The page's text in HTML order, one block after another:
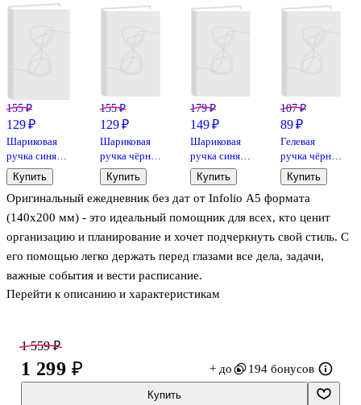
Оригинальный ежедневник без дат от Infolio А5 формата
(140х200 мм) - это идеальный помощник для всех, кто ценит
организацию и планирование и хочет подчеркнуть свой стиль. С
его помощью легко держать перед глазами все дела, задачи,
важные события и вести расписание.
Этот удобный недатированный планировщик идеально подходит
Благодаря мягкой обложке из качественной искусственной кожи
он будет хорошо защищен от повреждений и влаги. Удобный
кармашек на нахзаце пригодится для мелочей. А ниткошвейное
Перейти к описанию и характеристикам
155 ₽
129 ₽
Шариковая
ручка синяя
0,5 мм, MC
Gold,
MunHwa
Купить
155 ₽
129 ₽
Шариковая
ручка чёрная
0,5 мм, MC
Gold,
MunHwa
Купить
179 ₽
149 ₽
Шариковая
ручка синяя
автоматическая
0,7 мм,
Expert,
Schiller, в
Купить
107 ₽
89 ₽
Гелевая
ручка чёрная
0,5 мм, Prism,
Schiller
Купить
1 559 ₽
1 299 ₽ + до 194 бонусов
Купить